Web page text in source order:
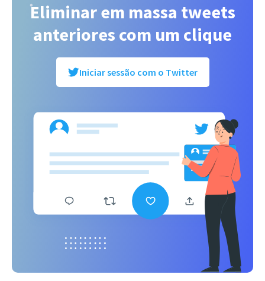
Eliminar em massa tweets
anteriores com um clique
Iniciar sessão com o Twitter